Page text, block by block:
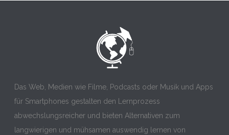
Das Web, Medien wie Filme, Podcasts oder Musik und Apps
für Smartphones gestalten den Lernprozess
abwechslungsreicher und bieten Alternativen zum
langwierigen und mühsamen auswendig lernen von